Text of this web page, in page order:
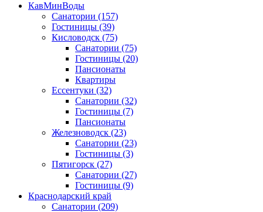
КавМинВоды
Санатории (157)
Гостиницы (39)
Кисловодск (75)
Санатории (75)
Гостиницы (20)
Пансионаты
Квартиры
Ессентуки (32)
Санатории (32)
Гостиницы (7)
Пансионаты
Железноводск (23)
Санатории (23)
Гостиницы (3)
Пятигорск (27)
Санатории (27)
Гостиницы (9)
Краснодарский край
Санатории (209)